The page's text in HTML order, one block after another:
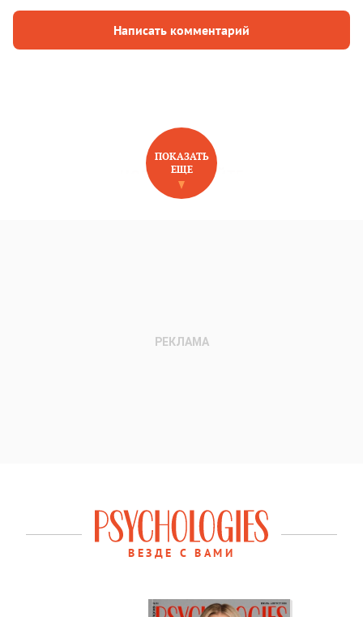
Написать комментарий
НОВОЕ НА САЙТЕ
ПОКАЗАТЬ
ЕЩЕ
ВЕЗДЕ С ВАМИ